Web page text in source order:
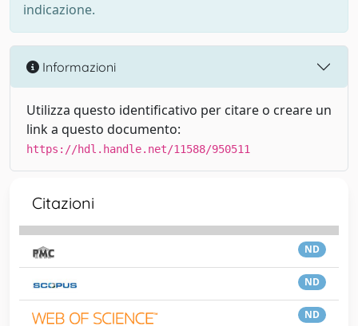
indicazione.
Informazioni
Utilizza questo identificativo per citare o creare un
link a questo documento:
https://hdl.handle.net/11588/950511
Citazioni
ND
ND
ND